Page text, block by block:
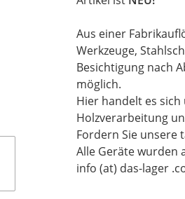
Aus einer
Werkzeuge,
Besichtigung nach
möglich.
Hier handelt es
Holzverarbeitung
Fordern Sie unsere
Alle Geräte wurden
info (at) das-lager